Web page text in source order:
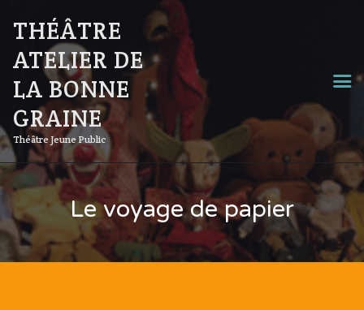
THÉÂTRE
ATELIER DE
LA BONNE
GRAINE
Théâtre Jeune Public
Le voyage de papier